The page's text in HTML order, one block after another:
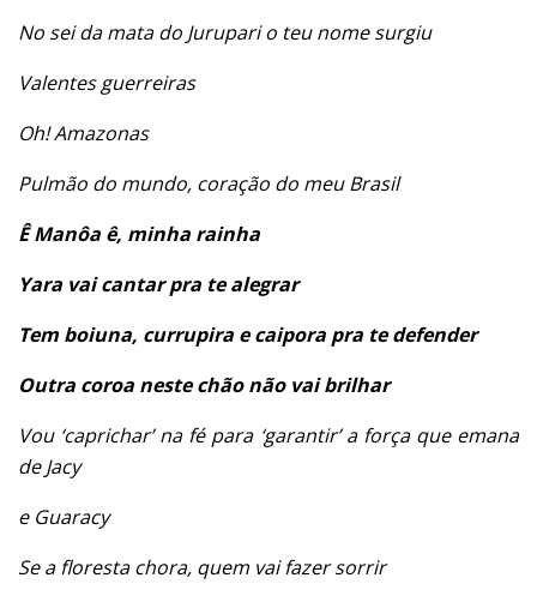
No sei da mata do Jurupari o teu nome surgiu
Valentes guerreiras
Oh! Amazonas
Pulmão do mundo, coração do meu Brasil
Ê Manôa ê, minha rainha
Yara vai cantar pra te alegrar
Tem boiuna, currupira e caipora pra te defender
Outra coroa neste chão não vai brilhar
Vou ‘caprichar’ na fé para ‘garantir’ a força que emana
de Jacy
e Guaracy
Se a floresta chora, quem vai fazer sorrir